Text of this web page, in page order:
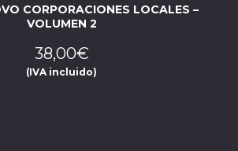
CORPORACIONES LOCALES –
VOLUMEN 2
38,00€
(IVA incluido)